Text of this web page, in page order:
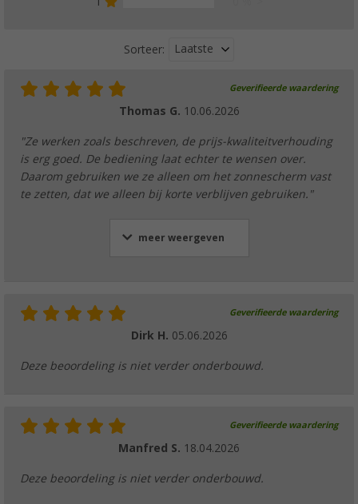
Sorteer: Laatste
Geverifieerde waardering
Thomas G. 10.06.2026
"Ze werken zoals beschreven, de prijs-kwaliteitverhouding
is erg goed. De bediening laat echter te wensen over.
Daarom gebruiken we ze alleen om het zonnescherm vast
te zetten, dat we alleen bij korte verblijven gebruiken."
meer weergeven
Geverifieerde waardering
Dirk H. 05.06.2026
Deze beoordeling is niet verder onderbouwd.
Geverifieerde waardering
Manfred S. 18.04.2026
Deze beoordeling is niet verder onderbouwd.